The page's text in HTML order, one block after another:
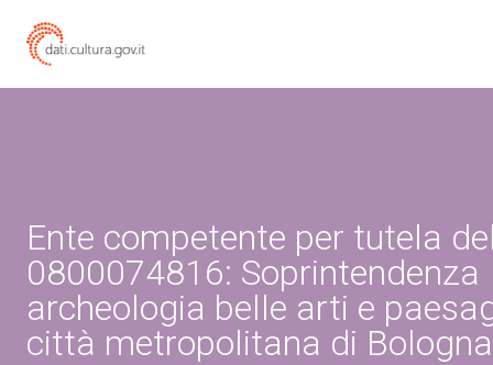
Ente competente per tutela
0800074816: Soprintendenza
archeologia belle arti e
città metropolitana di Bologna